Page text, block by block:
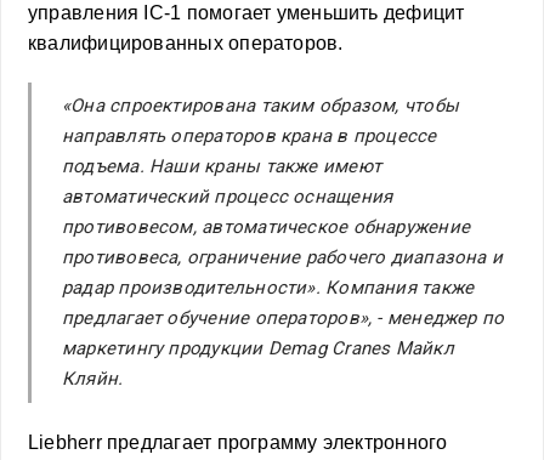
управления IC-1 помогает уменьшить дефицит
квалифицированных операторов.
«Она спроектирована таким образом, чтобы
направлять операторов крана в процессе
подъема. Наши краны также имеют
автоматический процесс оснащения
противовесом, автоматическое обнаружение
противовеса, ограничение рабочего диапазона и
радар производительности». Компания также
предлагает обучение операторов», - менеджер по
маркетингу продукции Demag Cranes Майкл
Кляйн.
Liebherr предлагает программу электронного